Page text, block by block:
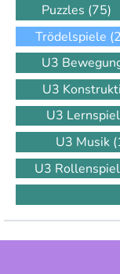
Puzzles (75)
Trödelspiele
U3
U3
U3
U3 Musik
U3 Rollenspiel